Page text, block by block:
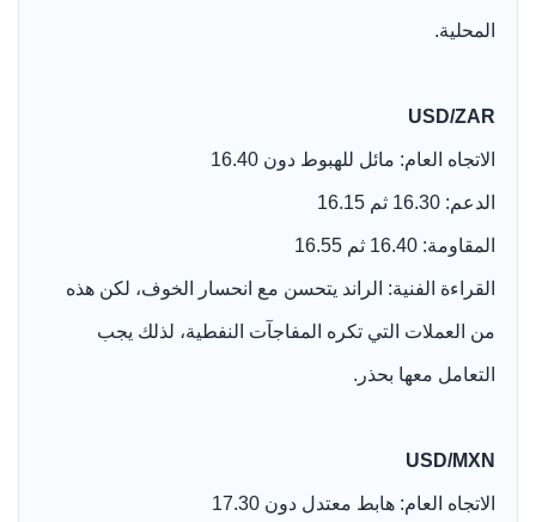
المحلية.
USD/ZAR
الاتجاه العام: مائل للهبوط دون 16.40
الدعم: 16.30 ثم 16.15
المقاومة: 16.40 ثم 16.55
القراءة الفنية: الراند يتحسن مع انحسار الخوف، لكن هذه
من العملات التي تكره المفاجآت النفطية، لذلك يجب
التعامل معها بحذر.
USD/MXN
الاتجاه العام: هابط معتدل دون 17.30